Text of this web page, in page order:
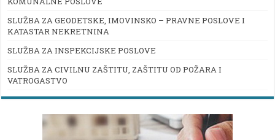
SLUŽBA ZA GEODETSKE, IMOVINSKO – PRAVNE POSLOVE I
KATASTAR NEKRETNINA
SLUŽBA ZA INSPEKCIJSKE POSLOVE
SLUŽBA ZA CIVILNU ZAŠTITU, ZAŠTITU OD POŽARA I
VATROGASTVO